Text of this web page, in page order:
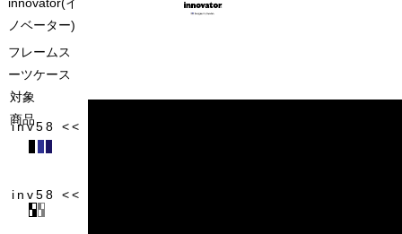
innovator(イ
ノベーター)
フレームス
ーツケース
対象
商品